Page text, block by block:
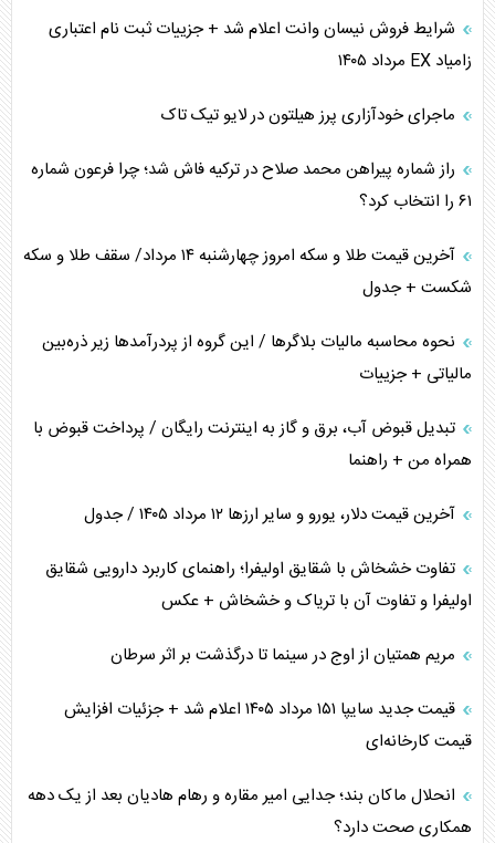
اهمیت راهبردی اردن برای آمریکا
پیام، ظرفیت بالفعل‌نشده تجارت ایران
همسویی عربستان با سنتکام علیه متحدان ایران
ترامپ و توهم خلع سلاح حماس
شرایط فروش نیسان وانت اعلام شد + جزییات ثبت نام اعتباری
زامیاد EX مرداد ۱۴۰۵
ماجرای خودآزاری پرز هیلتون در لایو تیک تاک
راز شماره پیراهن محمد صلاح در ترکیه فاش شد؛ چرا فرعون شماره
۶۱ را انتخاب کرد؟
آخرین قیمت طلا و سکه امروز چهارشنبه ۱۴ مرداد/ سقف طلا و سکه
شکست + جدول
نحوه محاسبه مالیات بلاگر‌ها / این گروه از پردرآمد‌ها زیر ذره‌بین
مالیاتی + جزییات
تبدیل قبوض آب، برق و گاز به اینترنت رایگان / پرداخت قبوض با
همراه من + راهنما
آخرین قیمت دلار، یورو و سایر ارز‌ها ۱۲ مرداد ۱۴۰۵ / جدول
تفاوت خشخاش با شقایق اولیفرا؛ راهنمای کاربرد دارویی شقایق
اولیفرا و تفاوت آن با تریاک و خشخاش + عکس
مریم همتیان از اوج در سینما تا درگذشت بر اثر سرطان
قیمت جدید سایپا ۱۵۱ مرداد ۱۴۰۵ اعلام شد + جزئیات افزایش
قیمت کارخانه‌ای
انحلال ماکان بند؛ جدایی امیر مقاره و رهام هادیان بعد از یک دهه
همکاری صحت دارد؟